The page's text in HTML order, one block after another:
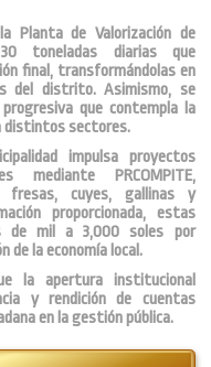
Planta de Valorización de
toneladas diarias que
final, transformándolas en
del distrito. Asimismo, se
que contempla la
distintos sectores.
impulsa proyectos
mediante PRCOMPITE,
fresas, cuyes, gallinas y
proporcionada, estas
de mil a 3,000 soles por
de la economía local.
la apertura institucional
y rendición de cuentas
en la gestión pública.